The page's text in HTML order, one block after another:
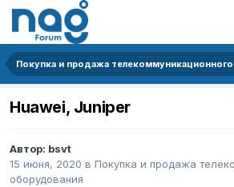
Huawei, Juniper
Автор: bsvt
15 июня, 2020 в Покупка и продажа
оборудования